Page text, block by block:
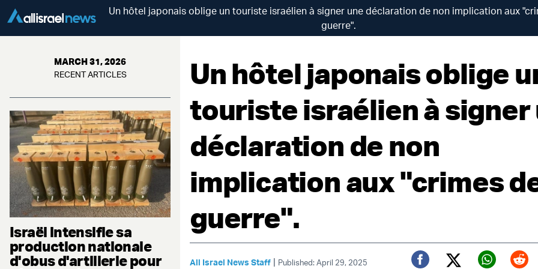
Un hôtel japonais oblige un touriste israélien à signer une déclaration de non implication aux
guerre".
MARCH 31, 2026
RECENT ARTICLES
Israël intensifie sa
production nationale
d'obus d'artillerie pour
Un hôtel japonais oblige
touriste israélien à signer
déclaration de non
implication aux "crimes
guerre".
All Israel News Staff | Published: April 29, 2025